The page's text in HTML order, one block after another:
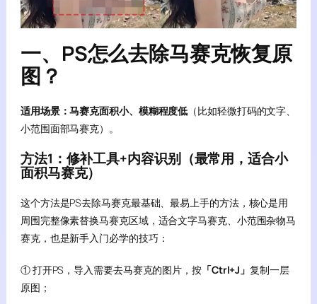
一、PS怎么去除马赛克恢复原
图？
适用场景：马赛克面积小、模糊程度低 （比如轻微打码的文字、
小范围面部马赛克）。
方法1：修补工具+内容识别（最常用，适合小
面积马赛克）
这个方法是PS去除马赛克最基础、最易上手的方法，核心是用
周围完整像素替换马赛克区域，适合文字马赛克、小范围杂物马
赛克，也是新手入门必学的技巧：
① 打开PS，导入需要去马赛克的图片，按「Ctrl+J」复制一层
原图；